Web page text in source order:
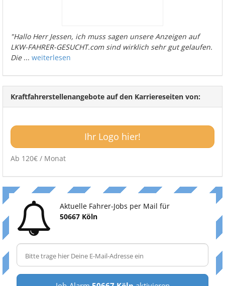
"Hallo Herr Jessen, ich muss sagen unsere Anzeigen auf
LKW-FAHRER-GESUCHT.com sind wirklich sehr gut gelaufen.
Die... weiterlesen
Kraftfahrerstellenangebote auf den Karriereseiten von:
Ihr Logo hier!
Ab 120€ / Monat
Aktuelle Fahrer-Jobs per Mail für
50667 Köln